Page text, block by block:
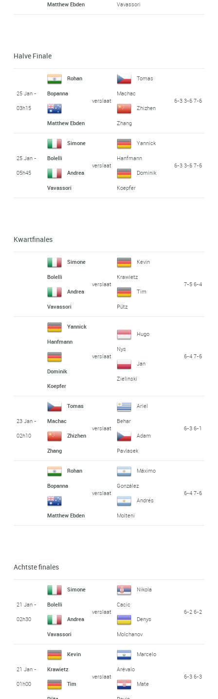
Matthew Ebden Vavassori
Halve Finale
25 Jan -
03h15
Rohan
Bopanna
Matthew Ebden
verslaat
Tomas
Machac
Zhizhen
Zhang
6-3 3-6 7-6
25 Jan -
05h45
Simone
Bolelli
Andrea
Vavassori
verslaat
Yannick
Hanfmann
Dominik
Koepfer
6-3 3-6 7-6
Kwartfinales
Simone
Bolelli
Andrea
Vavassori
verslaat
Kevin
Krawietz
Tim
Pütz
7-5 6-4
Yannick
Hanfmann
Dominik
Koepfer
verslaat
Hugo
Nys
Jan
Zielinski
6-4 7-6
23 Jan -
02h10
Tomas
Machac
Zhizhen
Zhang
verslaat
Ariel
Behar
Adam
Pavlasek
6-3 6-1
Rohan
Bopanna
Matthew Ebden
verslaat
Máximo
González
Andrés
Molteni
6-4 7-6
Achtste finales
21 Jan -
02h30
Simone
Bolelli
Andrea
Vavassori
verslaat
Nikola
Cacic
Denys
Molchanov
6-2 6-2
21 Jan -
01h00
Kevin
Krawietz
Tim
verslaat
Marcelo
Arévalo
Mate
6-3 6-3